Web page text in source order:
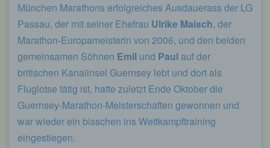
München Marathons erfolgreiches Ausdauerass der LG
Passau, der mit seiner Ehefrau Ulrike Maisch, der
Marathon-Europameisterin von 2006, und den beiden
gemeinsamen Söhnen Emil und Paul auf der
britischen Kanalinsel Guernsey lebt und dort als
Fluglotse tätig ist, hatte zuletzt Ende Oktober die
Guernsey-Marathon-Meisterschaften gewonnen und
war wieder ein bisschen ins Wettkampftraining
eingestiegen.